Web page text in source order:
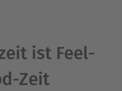
ist Feel-
Zeit